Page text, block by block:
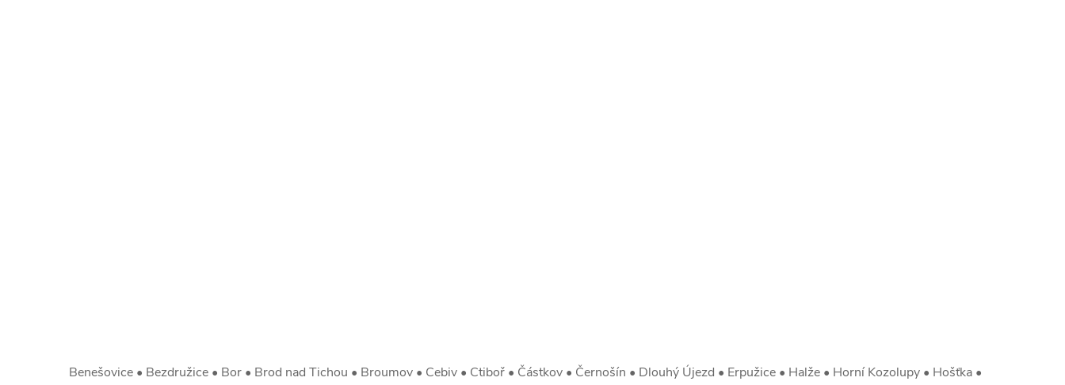
Benešovice • Bezdružice • Bor • Brod nad Tichou • Broumov • Cebiv • Ctiboř • Částkov • Černošín • Dlouhý Újezd • Erpužice • Halže • Horní Kozolupy • Hošťka •